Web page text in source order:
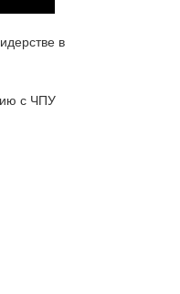
в
с ЧПУ